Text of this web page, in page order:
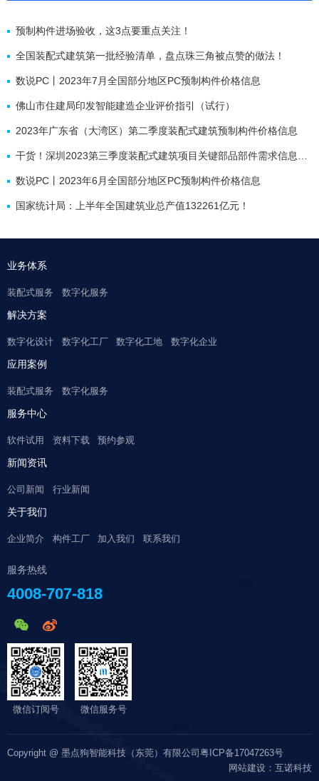
预制构件进场验收，这3点要重点关注！
全国装配式建筑第一批经验清单，盘点珠三角被点赞的做法！
数说PC丨2023年7月全国部分地区PC预制构件价格信息
佛山市住建局印发智能建造企业评价指引（试行）
2023年广东省（大湾区）第二季度装配式建筑预制构件价格信息
干货！深圳2023第三季度装配式建筑项目关键部品部件需求信息、产能与排期信息
数说PC丨2023年6月全国部分地区PC预制构件价格信息
国家统计局：上半年全国建筑业总产值132261亿元！
业务体系
装配式服务 数字化服务
解决方案
数字化设计 数字化工厂 数字化工地 数字化企业
应用案例
装配式服务 数字化服务
服务中心
软件试用 资料下载 预约参观
新闻资讯
公司新闻 行业新闻
关于我们
企业简介 构件工厂 加入我们 联系我们
服务热线
4008-707-818
微信订阅号 微信服务号
Copyright @ 墨点狗智能科技（东莞）有限公司 粤ICP备17047263号
网站建设：互诺科技